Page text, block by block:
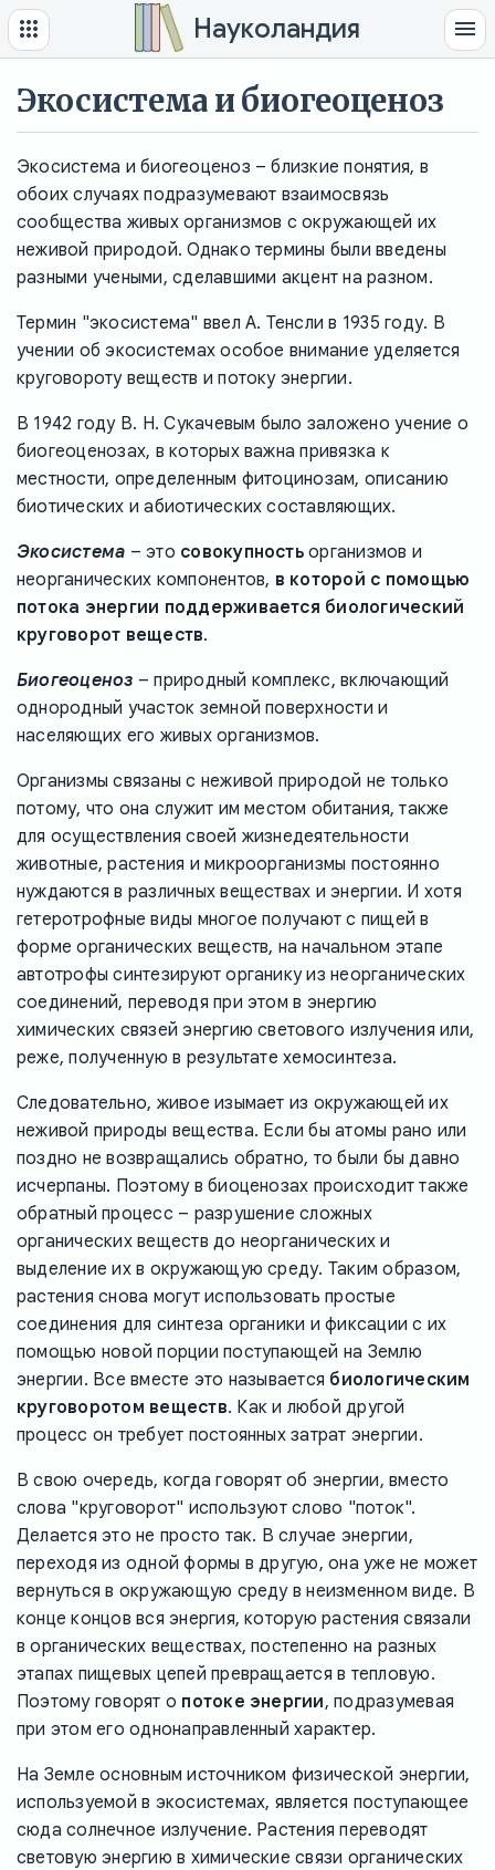
Науколандия
Экосистема и биогеоценоз
Экосистема и биогеоценоз – близкие понятия, в
обоих случаях подразумевают взаимосвязь
сообщества живых организмов с окружающей их
неживой природой. Однако термины были введены
разными учеными, сделавшими акцент на разном.
Термин "экосистема" ввел А. Тенсли в 1935 году. В
учении об экосистемах особое внимание уделяется
круговороту веществ и потоку энергии.
В 1942 году В. Н. Сукачевым было заложено учение о
биогеоценозах, в которых важна привязка к
местности, определенным фитоцинозам, описанию
биотических и абиотических составляющих.
Экосистема – это совокупностьорганизмов и
неорганических компонентов, в которой с помощью
потока энергии поддерживается биологический
круговорот веществ.
Биогеоценоз – природный комплекс, включающий
однородный участок земной поверхности и
населяющих его живых организмов.
Организмы связаны с неживой природой не только
потому, что она служит им местом обитания, также
для осуществления своей жизнедеятельности
животные, растения и микроорганизмы постоянно
нуждаются в различных веществах и энергии. И хотя
гетеротрофные виды многое получают с пищей в
форме органических веществ, на начальном этапе
автотрофы синтезируют органику из неорганических
соединений, переводя при этом в энергию
химических связей энергию светового излучения или,
реже, полученную в результате хемосинтеза.
Следовательно, живое изымает из окружающей их
неживой природы вещества. Если бы атомы рано или
поздно не возвращались обратно, то были бы давно
исчерпаны. Поэтому в биоценозах происходит также
обратный процесс – разрушение сложных
органических веществ до неорганических и
выделение их в окружающую среду. Таким образом,
растения снова могут использовать простые
соединения для синтеза органики и фиксации с их
помощью новой порции поступающей на Землю
энергии. Все вместе это называется биологическим
круговоротом веществ. Как и любой другой
процесс он требует постоянных затрат энергии.
В свою очередь, когда говорят об энергии, вместо
слова "круговорот" используют слово "поток".
Делается это не просто так. В случае энергии,
переходя из одной формы в другую, она уже не может
вернуться в окружающую среду в неизменном виде. В
конце концов вся энергия, которую растения связали
в органических веществах, постепенно на разных
этапах пищевых цепей превращается в тепловую.
Поэтому говорят о потоке энергии, подразумевая
при этом его однонаправленный характер.
На Земле основным источником физической энергии,
используемой в экосистемах, является поступающее
сюда солнечное излучение. Растения переводят
световую энергию в химические связи органических